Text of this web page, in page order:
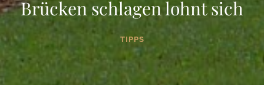
Brücken schlagen lohnt sich
TIPPS